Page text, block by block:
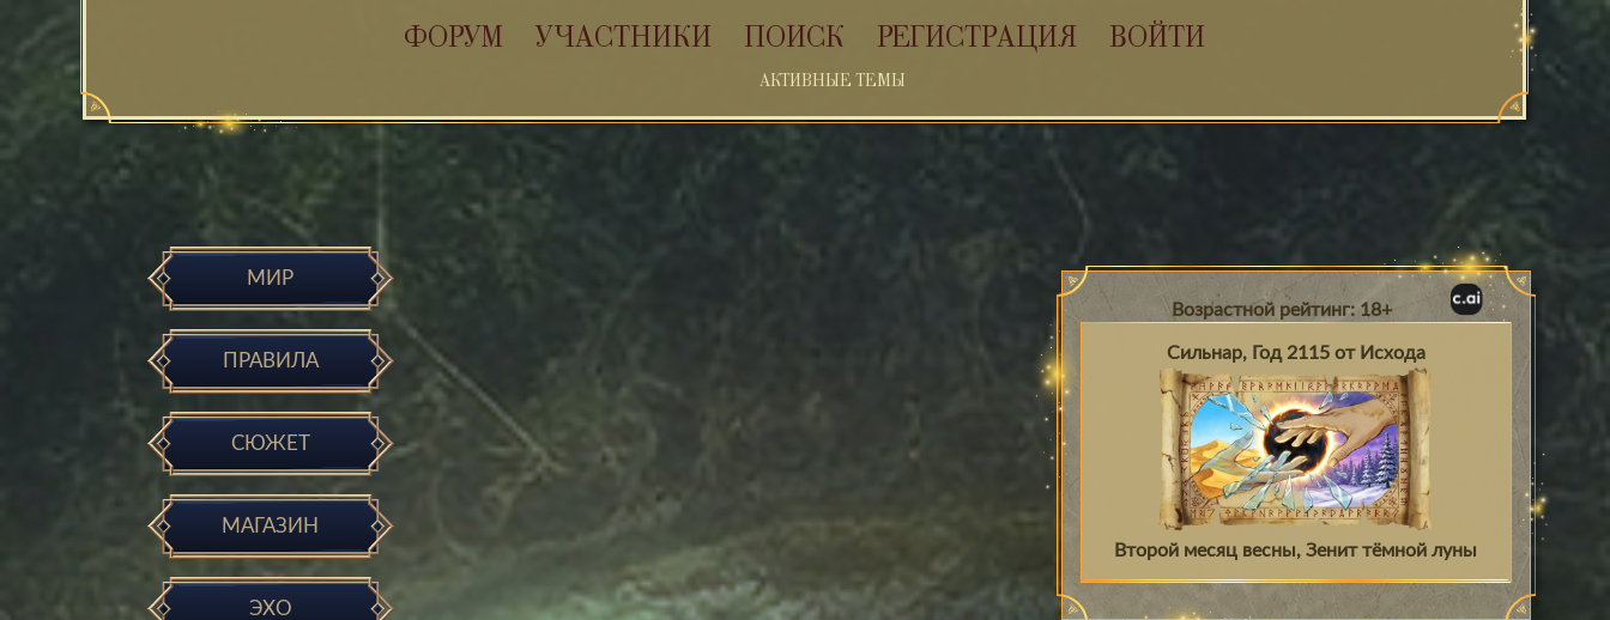
ФОРУМ УЧАСТНИКИ ПОИСК РЕГИСТРАЦИЯ ВОЙТИ
АКТИВНЫЕ ТЕМЫ
МИР
ПРАВИЛА
СЮЖЕТ
МАГАЗИН
ЭХО
Возрастной рейтинг: 18+
Сильнар, Год 2115 от Исхода
Второй месяц весны, Зенит тёмной луны